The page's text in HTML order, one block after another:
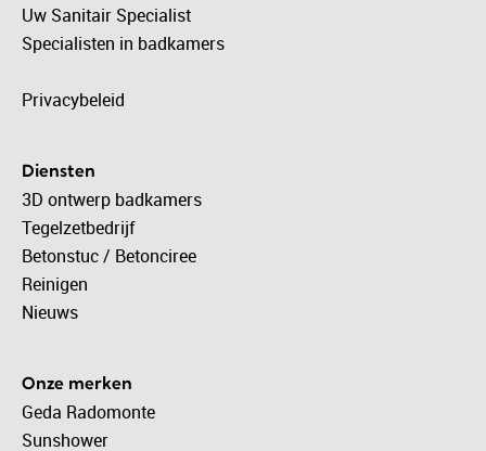
Uw Sanitair Specialist
Specialisten in badkamers
Privacybeleid
Diensten
3D ontwerp badkamers
Tegelzetbedrijf
Betonstuc / Betonciree
Reinigen
Nieuws
Onze merken
Geda Radomonte
Sunshower